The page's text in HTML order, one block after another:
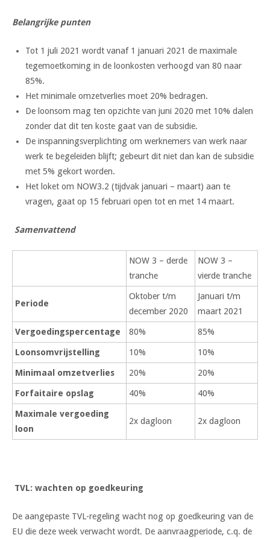
Belangrijke punten
Tot 1 juli 2021 wordt vanaf 1 januari 2021 de maximale
tegemoetkoming in de loonkosten verhoogd van 80 naar
85%.
Het minimale omzetverlies moet 20% bedragen.
De loonsom mag ten opzichte van juni 2020 met 10% dalen
zonder dat dit ten koste gaat van de subsidie.
De inspanningsverplichting om werknemers van werk naar
werk te begeleiden blijft; gebeurt dit niet dan kan de subsidie
met 5% gekort worden.
Het loket om NOW3.2 (tijdvak januari – maart) aan te
vragen, gaat op 15 februari open tot en met 14 maart.
Samenvattend
NOW 3 – derde
tranche
NOW 3 –
vierde tranche
Periode
Oktober t/m
december 2020
Januari t/m
maart 2021
Vergoedingspercentage 80% 85%
Loonsomvrijstelling 10% 10%
Minimaal omzetverlies 20% 20%
Forfaitaire opslag 40% 40%
Maximale vergoeding
loon
2x dagloon 2x dagloon
TVL: wachten op goedkeuring
De aangepaste TVL-regeling wacht nog op goedkeuring van de
EU die deze week verwacht wordt. De aanvraagperiode, c.q. de